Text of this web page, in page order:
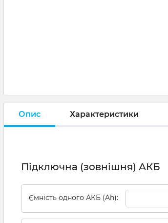
Опис Характеристики
Підключна (зовнішня) АКБ
Ємність одного АКБ (Ah):